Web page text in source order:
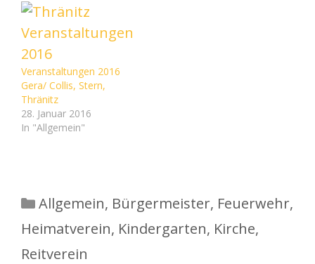
Veranstaltungen 2016
Gera/ Collis, Stern,
Thränitz
28. Januar 2016
In "Allgemein"
Kategorien
Allgemein, Bürgermeister, Feuerwehr,
Heimatverein, Kindergarten, Kirche,
Reitverein